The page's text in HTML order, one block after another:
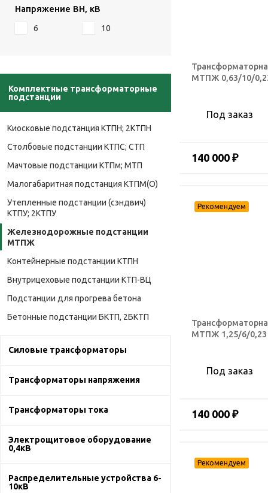
Напряжение ВН, кВ
6 10
Комплектные трансформаторные
подстанции
Киосковые подстанция КТПН; 2КТПН
Столбовые подстанции КТПС; СТП
Мачтовые подстанции КТПм; МТП
Малогабаритная подстанция КТПМ(О)
Утепленные подстанции (сэндвич)
КТПУ; 2КТПУ
Железнодорожные подстанции
МТПЖ
Контейнерные подстанции КТПН
Внутрицеховые подстанции КТП-ВЦ
Подстанции для прогрева бетона
Бетонные подстанции БКТП, 2БКТП
Силовые трансформаторы
Трансформаторы напряжения
Трансформаторы тока
Электрощитовое оборудование
0,4кВ
Распределительные устройства 6-
10кВ
МТПЖ 0,63/10/
Под заказ
140 000 ₽
МТПЖ 1,25/6/0,23
Под заказ
140 000 ₽